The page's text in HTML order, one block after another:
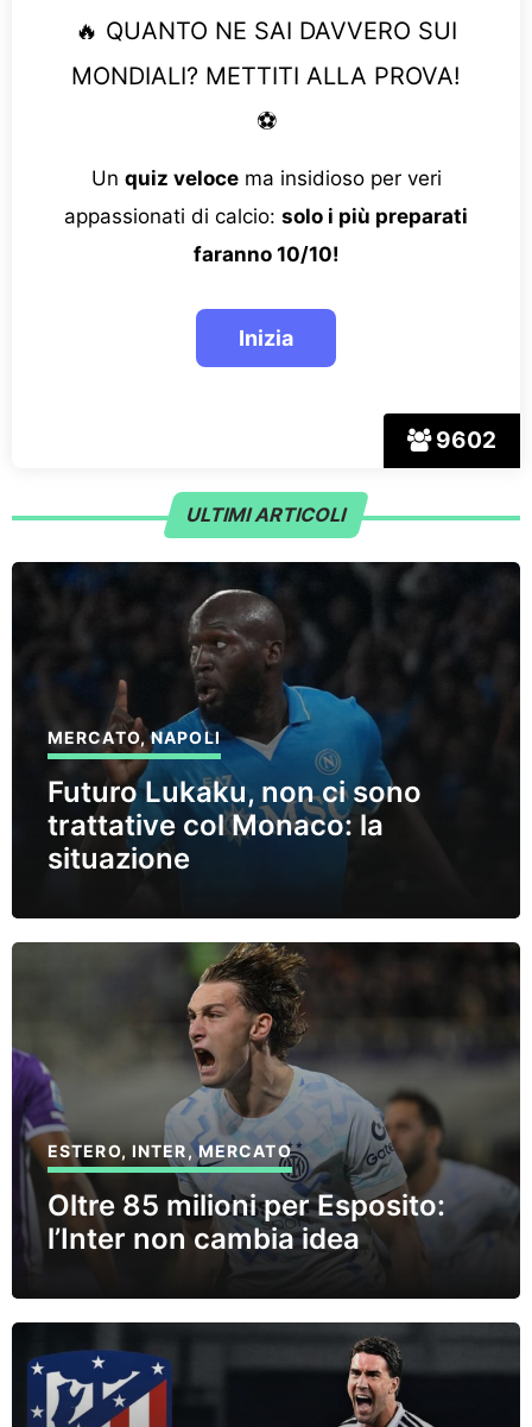
9602
🔥 QUANTO NE SAI DAVVERO SUI
MONDIALI? METTITI ALLA PROVA!
⚽
Un quiz velocema insidioso per veri
appassionati di calcio: solo i più preparati
faranno 10/10!
ULTIMI ARTICOLI
MERCATO,NAPOLI
Futuro Lukaku, non ci sono
trattative col Monaco: la
situazione
ESTERO, INTER,MERCATO
Oltre 85 milioni per Esposito:
l’Inter non cambia idea